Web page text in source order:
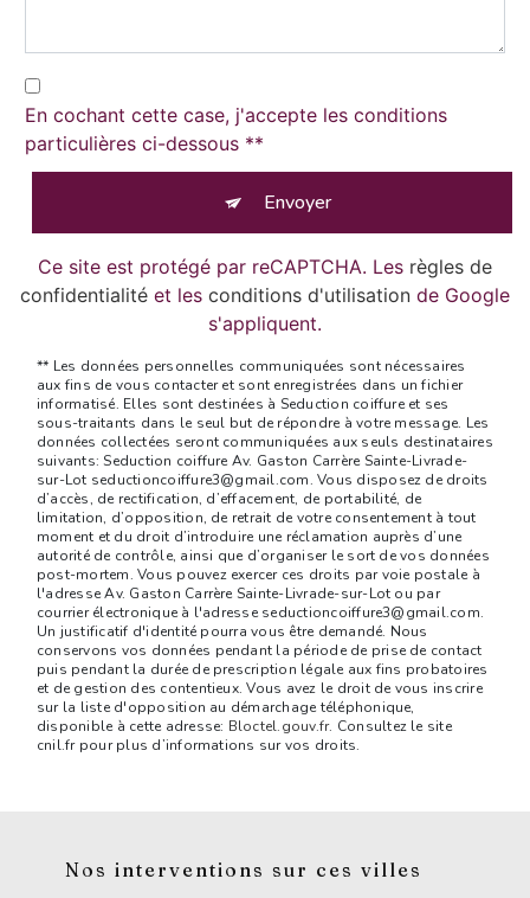
En cochant cette case, j'accepte les conditions
particulières ci-dessous **
Envoyer
Ce site est protégé par reCAPTCHA. Les règles de
confidentialité et les conditions d'utilisation de Google
s'appliquent.
** Les données personnelles communiquées sont nécessaires
aux fins de vous contacter et sont enregistrées dans un fichier
informatisé. Elles sont destinées à Seduction coiffure et ses
sous-traitants dans le seul but de répondre à votre message. Les
données collectées seront communiquées aux seuls destinataires
suivants: Seduction coiffure Av. Gaston Carrère Sainte-Livrade-
sur-Lot seductioncoiffure3@gmail.com. Vous disposez de droits
d’accès, de rectification, d’effacement, de portabilité, de
limitation, d’opposition, de retrait de votre consentement à tout
moment et du droit d’introduire une réclamation auprès d’une
autorité de contrôle, ainsi que d’organiser le sort de vos données
post-mortem. Vous pouvez exercer ces droits par voie postale à
l'adresse Av. Gaston Carrère Sainte-Livrade-sur-Lot ou par
courrier électronique à l'adresse seductioncoiffure3@gmail.com.
Un justificatif d'identité pourra vous être demandé. Nous
conservons vos données pendant la période de prise de contact
puis pendant la durée de prescription légale aux fins probatoires
et de gestion des contentieux. Vous avez le droit de vous inscrire
sur la liste d'opposition au démarchage téléphonique,
disponible à cette adresse: Bloctel.gouv.fr. Consultez le site
cnil.fr pour plus d’informations sur vos droits.
Nos interventions sur ces villes